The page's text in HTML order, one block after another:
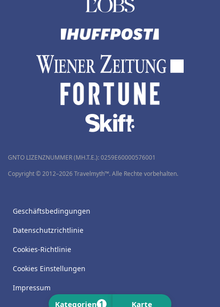
Kategorien 1 Karte
GNTO LIZENZNUMMER (MH.T.E.): 0259Ε60000576001
Copyright © 2012–2026 Travelmyth™. Alle Rechte vorbehalten.
Geschäftsbedingungen
Datenschutzrichtlinie
Cookies-Richtlinie
Cookies Einstellungen
Impressum